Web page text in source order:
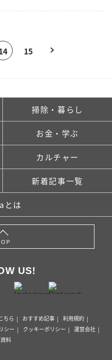
15
掃除・暮らし
お金・学ぶ
カルチャー
新着記事一覧
とは
US!
ちら おすすめ記事
利用規約
シー クッキーポリシー
運営会社
料